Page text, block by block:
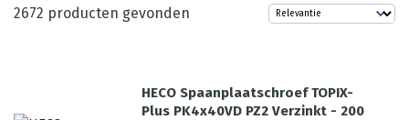
2672 producten gevonden
HECO Spaanplaatschroef TOPIX-
Plus PK4x40VD PZ2 Verzinkt - 200